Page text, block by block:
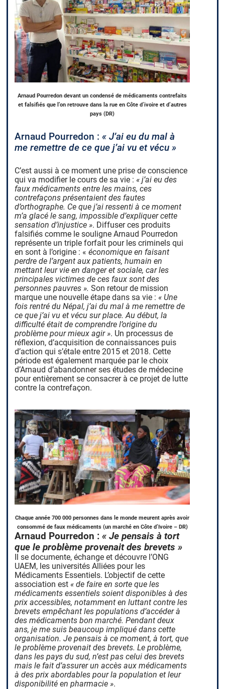
Arnaud Pourredon devant un condensé de médicaments contrefaits
et falsifiés que l’on retrouve dans la rue en Côte d’ivoire et d’autres
pays (DR)
Arnaud Pourredon : « J’ai eu du mal à
me remettre de ce que j’ai vu et vécu »
C’est aussi à ce moment une prise de conscience
qui va modifier le cours de sa vie : « j’ai eu des
faux médicaments entre les mains, ces
contrefaçons présentaient des fautes
d’orthographe. Ce que j’ai ressenti à ce moment
m’a glacé le sang, impossible d’expliquer cette
sensation d’injustice ». Diffuser ces produits
falsifiés comme le souligne Arnaud Pourredon
représente un triple forfait pour les criminels qui
en sont à l’origine : «économique en faisant
perdre de l’argent aux patients, humain en
mettant leur vie en danger et sociale, car les
principales victimes de ces faux sont des
personnes pauvres ». Son retour de mission
marque une nouvelle étape dans sa vie : « Une
fois rentré du Népal, j’ai du mal à me remettre de
ce que j’ai vu et vécu sur place. Au début, la
difficulté était de comprendre l’origine du
problème pour mieux agir ». Un processus de
réflexion, d’acquisition de connaissances puis
d’action qui s’étale entre 2015 et 2018. Cette
période est également marquée par le choix
d’Arnaud d’abandonner ses études de médecine
pour entièrement se consacrer à ce projet de lutte
contre la contrefaçon.
Chaque année 700 000 personnes dans le monde meurent après avoir
consommé de faux médicaments (un marché en Côte d’Ivoire – DR)
Arnaud Pourredon : « Je pensais à tort
que le problème provenait des brevets »
Il se documente, échange et découvre l’ONG
UAEM, les universités Alliées pour les
Médicaments Essentiels. L’objectif de cette
association est « de faire en sorte que les
médicaments essentiels soient disponibles à des
prix accessibles, notamment en luttant contre les
brevets empêchant les populations d’accéder à
des médicaments bon marché. Pendant deux
ans, je me suis beaucoup impliqué dans cette
organisation. Je pensais à ce moment, à tort, que
le problème provenait des brevets. Le problème,
dans les pays du sud, n’est pas celui des brevets
mais le fait d’assurer un accès aux médicaments
à des prix abordables pour la population et leur
disponibilité en pharmacie ».